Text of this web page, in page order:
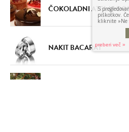
ČOKOLADNI ATELJE
NAKIT BACARAT